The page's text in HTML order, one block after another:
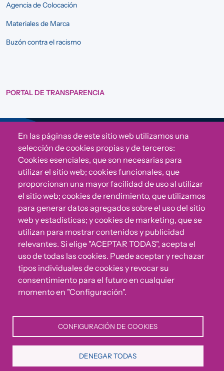
Agencia de Colocación
Materiales de Marca
Buzón contra el racismo
PORTAL DE TRANSPARENCIA
Sigue a Comunidad CONVIVE
¿Algo no va bien?
Puedes reportar incumplimientos del Código Ético u
otras irregularidades que detectes en nuestra Fundación.
Canal de denuncias
En las páginas de este sitio web utilizamos una
selección de cookies propias y de terceros:
Cookies esenciales, que son necesarias para
utilizar el sitio web; cookies funcionales, que
proporcionan una mayor facilidad de uso al utilizar
el sitio web; cookies de rendimiento, que utilizamos
para generar datos agregados sobre el uso del sitio
web y estadísticas; y cookies de marketing, que se
utilizan para mostrar contenidos y publicidad
relevantes. Si elige "ACEPTAR TODAS", acepta el
uso de todas las cookies. Puede aceptar y rechazar
tipos individuales de cookies y revocar su
consentimiento para el futuro en cualquier
momento en "Configuración".
CONFIGURACIÓN DE COOKIES
DENEGAR TODAS